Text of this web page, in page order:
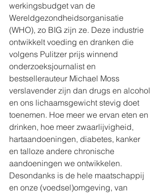
werkingsbudget van de
Wereldgezondheidsorganisatie
(WHO), zo BIG zijn ze. Deze industrie
ontwikkelt voeding en dranken die
volgens Pulitzer prijs winnend
onderzoeksjournalist en
bestsellerauteur Michael Moss
verslavender zijn dan drugs en alcohol
en ons lichaamsgewicht stevig doet
toenemen. Hoe meer we ervan eten en
drinken, hoe meer zwaarlijvigheid,
hartaandoeningen, diabetes, kanker
en talloze andere chronische
aandoeningen we ontwikkelen.
Desondanks is de hele maatschappij
en onze (voedsel)omgeving, van